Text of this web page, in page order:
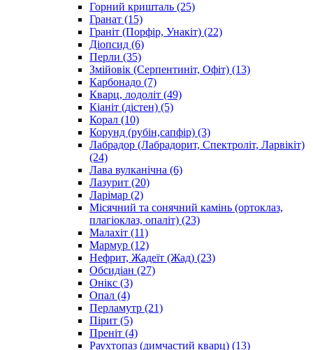
Горний кришталь (25)
Гранат (15)
Граніт (Порфір, Унакіт) (22)
Діопсид (6)
Перли (35)
Змійовік (Серпентиніт, Офіт) (13)
Карбонадо (7)
Кварц, лодоліт (49)
Кіаніт (дістен) (5)
Корал (10)
Корунд (рубін,сапфір) (3)
Лабрадор (Лабрадорит, Спектроліт, Ларвікіт)
(24)
Лава вулканічна (6)
Лазурит (20)
Ларімар (2)
Місячний та сонячний камінь (ортоклаз,
плагіоклаз, опаліт) (23)
Малахіт (11)
Мармур (12)
Нефрит, Жадеїт (Жад) (23)
Обсидіан (27)
Онікс (3)
Опал (4)
Перламутр (21)
Пірит (5)
Преніт (4)
Раухтопаз (димчастий кварц) (13)